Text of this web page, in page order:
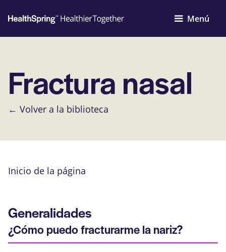
Menú
Fractura nasal
← Volver a la biblioteca
Inicio de la página
Generalidades
¿Cómo puedo fracturarme la nariz?